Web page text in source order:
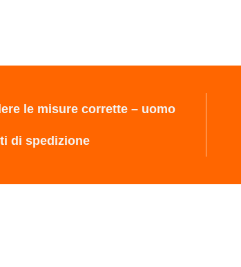
le misure corrette – uomo
di spedizione